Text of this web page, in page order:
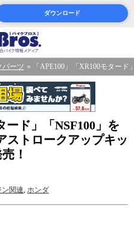
ダウンロード
パーツ 「APE100」「XR100モター
ード」「NSF100」を
ストロークアップキッ
！
ン関連, ホンダ